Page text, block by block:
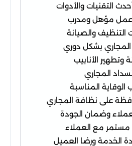
التقنيات والأدوات
عمل مؤهل ومدرب
التنظيف والصيانة
بشكل دوري
وتطهير الأنابيب
المجاري
الوقاية المناسبة
على نظافة المجاري
وضمان الجودة
مع العملاء
الخدمة ورضا العميل